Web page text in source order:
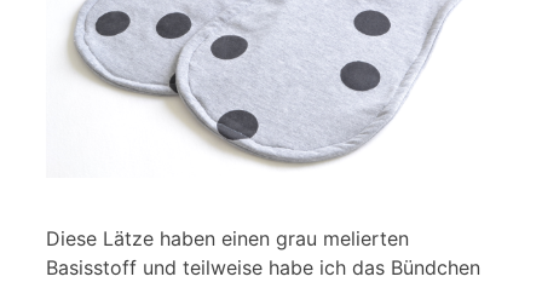
Diese Lätze haben einen grau melierten
Basisstoff und teilweise habe ich das Bündchen